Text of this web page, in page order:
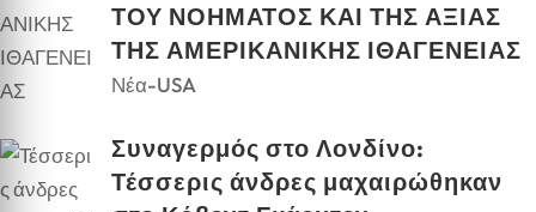
ΤΟΥ ΝΟΗΜΑΤΟΣ ΚΑΙ ΤΗΣ ΑΞΙΑΣ
ΤΗΣ ΑΜΕΡΙΚΑΝΙΚΗΣ ΙΘΑΓΕΝΕΙΑΣ
Νέα-USA
Συναγερμός στο Λονδίνο:
Τέσσερις άνδρες μαχαιρώθηκαν